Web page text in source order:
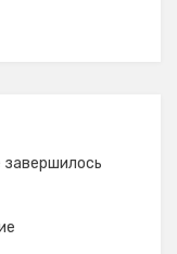
завершилось